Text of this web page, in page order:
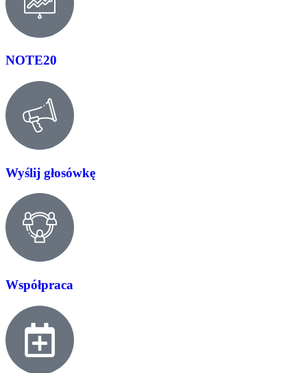
NOTE20
Wyślij głosówkę
Współpraca